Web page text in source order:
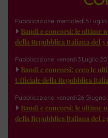
Pubblicazione: mercoledì 8
Bandi e concorsi: le ultime
della Repubblica Italiana del 3
Pubblicazione: venerdì 3 Luglio
Bandi e concorsi: ecco le
Ufficiale della Repubblica
Pubblicazione: venerdì 26 Giugno
Bandi e concorsi: le ultime
della Repubblica Italiana del